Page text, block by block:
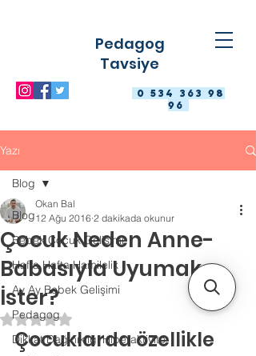
0 534 363 98
96
Pedagog
Tavsiye
Yazı
Blog
Bebek Çocuk Gelişimi
Hafta Hafta Hamilelik
Ay Ay Bebek Gelişimi
Pedagog
Dikkat Dağınıklığı Hiperaktivite
Blog
Çocuk Neden Anne-
Babasıyla Uyumak
İster?
Okan Bal
12 Ağu 2016 2 dakikada okunur
5 üzerinden NaN yıldız
Çocuklarda özellikle